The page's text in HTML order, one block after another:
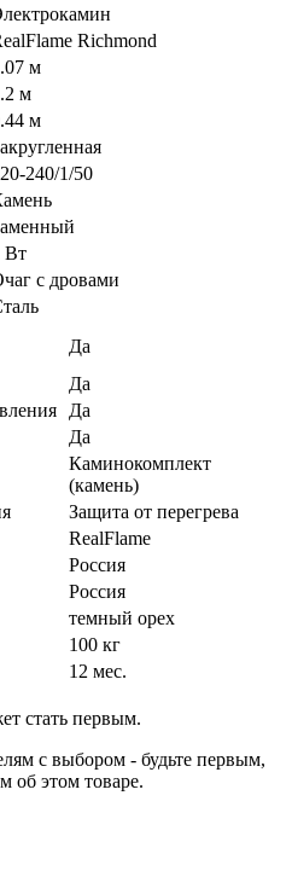
Richmond
м
м
м
240/1/50
Вт
с дровами
Да
Да
Да
Да
Каминокомплект
(камень)
Защита от перегрева
RealFlame
Россия
Россия
темный орех
100 кг
12 мес.
стать первым.
с выбором - будьте первым,
об этом товаре.